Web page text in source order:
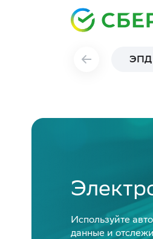
ЭПД
Используйте
данные и